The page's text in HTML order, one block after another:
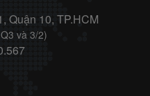
Quận 10, TP.HCM
và 3/2)